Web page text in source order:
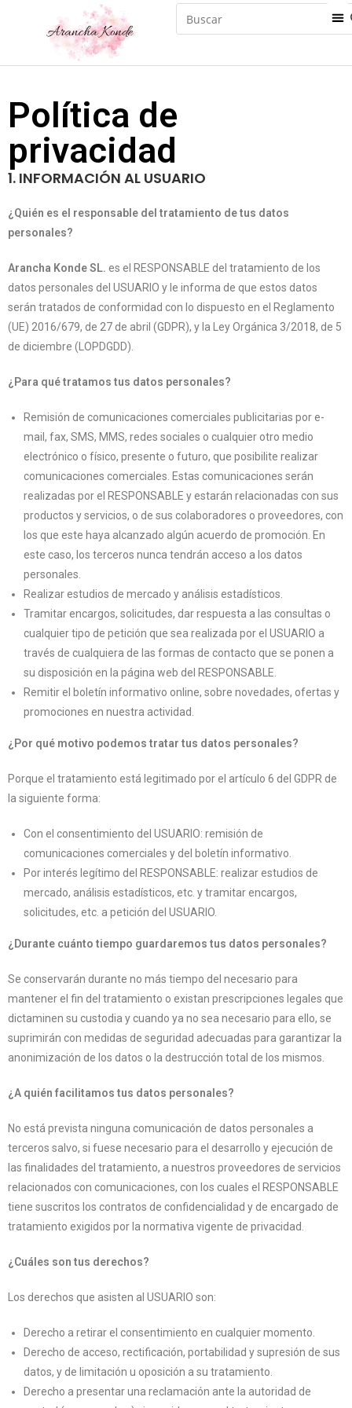
Política de
privacidad
1. INFORMACIÓN AL USUARIO
¿Quién es el responsable del tratamiento de tus datos
personales?
Arancha Konde SL. es el RESPONSABLE del tratamiento de los
datos personales del USUARIO y le informa de que estos datos
serán tratados de conformidad con lo dispuesto en el Reglamento
(UE) 2016/679, de 27 de abril (GDPR), y la Ley Orgánica 3/2018, de 5
de diciembre (LOPDGDD).
¿Para qué tratamos tus datos personales?
Remisión de comunicaciones comerciales publicitarias por e-
mail, fax, SMS, MMS, redes sociales o cualquier otro medio
electrónico o físico, presente o futuro, que posibilite realizar
comunicaciones comerciales. Estas comunicaciones serán
realizadas por el RESPONSABLE y estarán relacionadas con sus
productos y servicios, o de sus colaboradores o proveedores, con
los que este haya alcanzado algún acuerdo de promoción. En
este caso, los terceros nunca tendrán acceso a los datos
personales.
Realizar estudios de mercado y análisis estadísticos.
Tramitar encargos, solicitudes, dar respuesta a las consultas o
cualquier tipo de petición que sea realizada por el USUARIO a
través de cualquiera de las formas de contacto que se ponen a
su disposición en la página web del RESPONSABLE.
Remitir el boletín informativo online, sobre novedades, ofertas y
promociones en nuestra actividad.
¿Por qué motivo podemos tratar tus datos personales?
Porque el tratamiento está legitimado por el artículo 6 del GDPR de
la siguiente forma:
Con el consentimiento del USUARIO: remisión de
comunicaciones comerciales y del boletín informativo.
Por interés legítimo del RESPONSABLE: realizar estudios de
mercado, análisis estadísticos, etc. y tramitar encargos,
solicitudes, etc. a petición del USUARIO.
¿Durante cuánto tiempo guardaremos tus datos personales?
Se conservarán durante no más tiempo del necesario para
mantener el fin del tratamiento o existan prescripciones legales que
dictaminen su custodia y cuando ya no sea necesario para ello, se
suprimirán con medidas de seguridad adecuadas para garantizar la
anonimización de los datos o la destrucción total de los mismos.
¿A quién facilitamos tus datos personales?
No está prevista ninguna comunicación de datos personales a
terceros salvo, si fuese necesario para el desarrollo y ejecución de
las finalidades del tratamiento, a nuestros proveedores de servicios
relacionados con comunicaciones, con los cuales el RESPONSABLE
tiene suscritos los contratos de confidencialidad y de encargado de
tratamiento exigidos por la normativa vigente de privacidad.
¿Cuáles son tus derechos?
Los derechos que asisten al USUARIO son:
Derecho a retirar el consentimiento en cualquier momento.
Derecho de acceso, rectificación, portabilidad y supresión de sus
datos, y de limitación u oposición a su tratamiento.
Derecho a presentar una reclamación ante la autoridad de